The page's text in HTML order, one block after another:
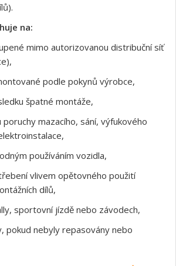
na:
mimo autorizovanou distribuční síť
podle pokynů výrobce,
špatné montáže,
poruchy mazacího, sání, výfukového
používáním vozidla,
vlivem opětovného použití
dílů,
sportovní jízdě nebo závodech,
pokud nebyly repasovány nebo